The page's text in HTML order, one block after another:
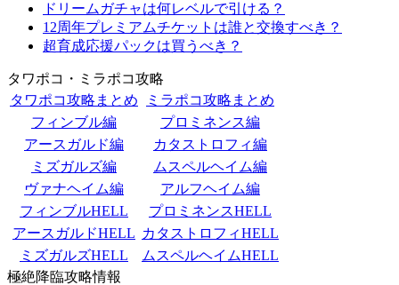
ドリームガチャは何レベルで引ける？
12周年プレミアムチケットは誰と交換すべき？
超育成応援パックは買うべき？
タワポコ・ミラポコ攻略
タワポコ攻略まとめ
ミラポコ攻略まとめ
フィンブル編
プロミネンス編
アースガルド編
カタストロフィ編
ミズガルズ編
ムスペルヘイム編
ヴァナヘイム編
アルフヘイム編
フィンブルHELL
プロミネンスHELL
アースガルドHELL カタストロフィHELL
ミズガルズHELL
ムスペルヘイムHELL
極絶降臨攻略情報